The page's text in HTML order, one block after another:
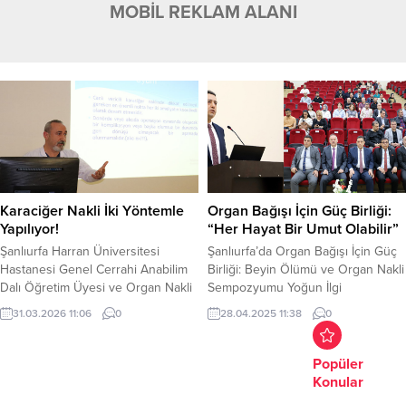
MOBİL REKLAM ALANI
Karaciğer Nakli İki Yöntemle
Yapılıyor!
Şanlıurfa Harran Üniversitesi
Hastanesi Genel Cerrahi Anabilim
Dalı Öğretim Üyesi ve Organ Nakli
Merkezi Sorumlusu Prof. Dr. Faik
Tatlı, son dönem karaciğer
31.03.2026 11:06 0
Organ Bağışı İçin Güç Birliği:
“Her Hayat Bir Umut Olabilir”
Şanlıurfa’da Organ Bağışı İçin Güç
Birliği: Beyin Ölümü ve Organ Nakli
Sempozyumu Yoğun İlgi
GördüŞanlıurfa, sağlık alanında
önemli bir etkinliğe ev sahipliği
yaptı. Şanlıurfa İl Sağlık Müdürlüğü
ve Harran Üniversitesi Tıp Fakültesi
iş birliğiyle, “Beyin Ölümü Tespiti ve
28.04.2025 11:38 0
Popüler
Konular